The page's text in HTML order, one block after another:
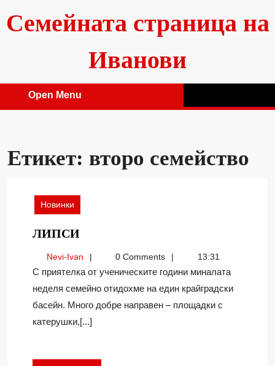
content
Семейната страница на
Иванови
Open Menu
Етикет: второ семейство
Новинки
ЛИПСИЛИПСИ
Nevi-IvanNevi-
Ivan
0 Comments 13:31
С приятелка от ученическите години миналата
неделя семейно отидохме на един крайградски
басейн. Много добре направен – площадки с
катерушки,[...]